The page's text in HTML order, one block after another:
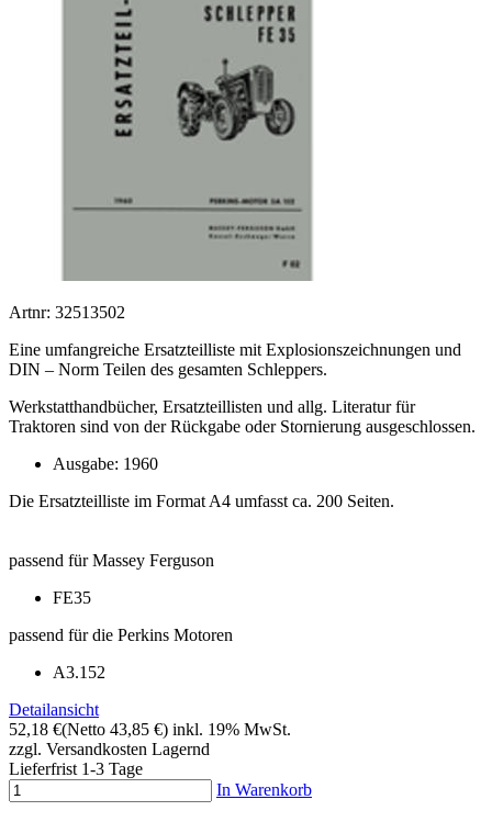
Artnr: 32513502
Eine umfangreiche Ersatzteilliste mit Explosionszeichnungen und
DIN – Norm Teilen des gesamten Schleppers.
Werkstatthandbücher, Ersatzteillisten und allg. Literatur für
Traktoren sind von der Rückgabe oder Stornierung ausgeschlossen.
Ausgabe: 1960
Die Ersatzteilliste im Format A4 umfasst ca. 200 Seiten.
passend für Massey Ferguson
FE35
passend für die Perkins Motoren
A3.152
Detailansicht
52,18 €(Netto 43,85 €) inkl. 19% MwSt.
zzgl. Versandkosten Lagernd
Lieferfrist 1-3 Tage
In Warenkorb